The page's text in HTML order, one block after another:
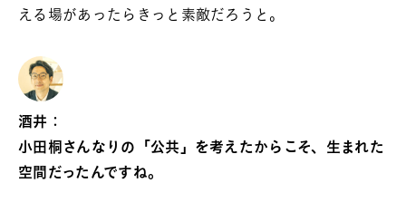
える場があったらきっと素敵だろうと。
酒井：
小田桐さんなりの「公共」を考えたからこそ、生まれた
空間だったんですね。